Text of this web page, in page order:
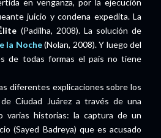
en venganza, por la ejecución
juicio y condena expedita. La
(Padilha, 2008). La solución de
la Noche (Nolan, 2008). Y luego del
de todas formas el país no tiene
diferentes explicaciones sobre los
Ciudad Juárez a través de una
varias historias: la captura de un
(Sayed Badreya) que es acusado